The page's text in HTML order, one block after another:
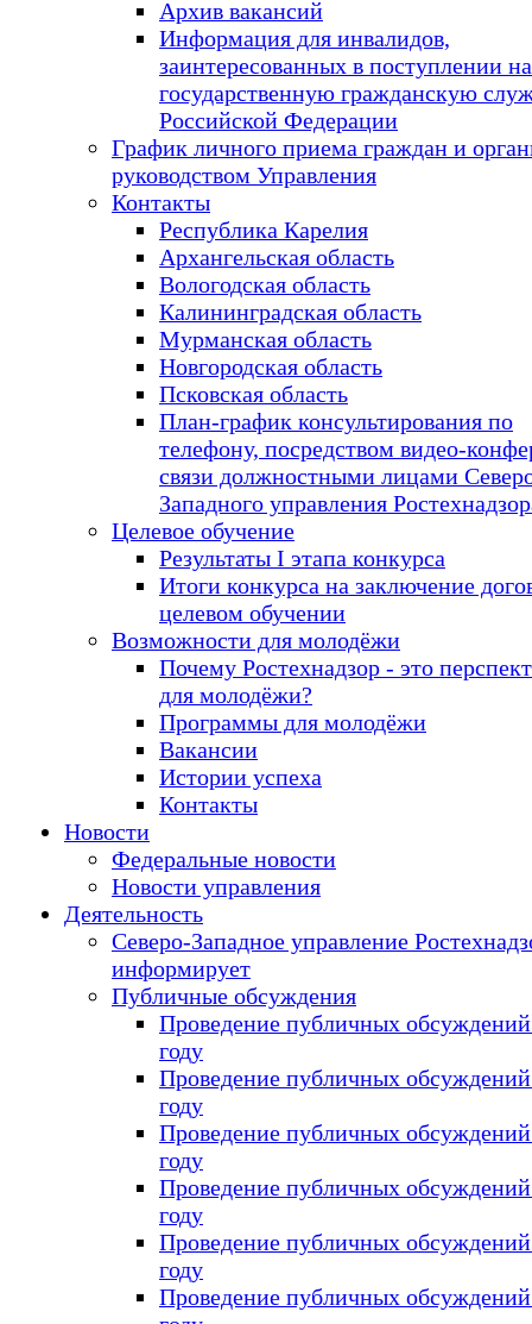
Архив вакансий
Информация для инвалидов,
заинтересованных в поступлении на
государственную гражданскую
Российской Федерации
График личного приема граждан и
руководством Управления
Контакты
Республика Карелия
Архангельская область
Вологодская область
Калининградская область
Мурманская область
Новгородская область
Псковская область
План-график консультирования по
телефону, посредством видео-
связи должностными лицами
Западного управления
Целевое обучение
Результаты I этапа конкурса
Итоги конкурса на заключение
целевом обучении
Возможности для молодёжи
Почему Ростехнадзор - это
для молодёжи?
Программы для молодёжи
Вакансии
Истории успеха
Контакты
Новости
Федеральные новости
Новости управления
Деятельность
Северо-Западное управление
информирует
Публичные обсуждения
Проведение публичных
году
Проведение публичных
году
Проведение публичных
году
Проведение публичных
году
Проведение публичных
году
Проведение публичных